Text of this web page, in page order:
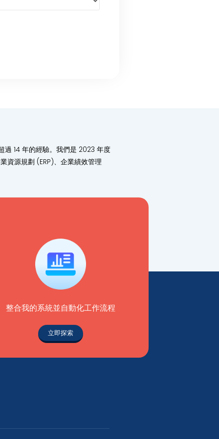
過 14 年的經驗。我們是 2023 年度
資源規劃 (ERP)、企業績效管理
整合我的系統並自動化工作流程
立即探索